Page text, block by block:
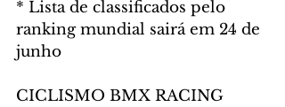
* Lista de classificados pelo
ranking mundial sairá em 24 de
junho
CICLISMO BMX RACING